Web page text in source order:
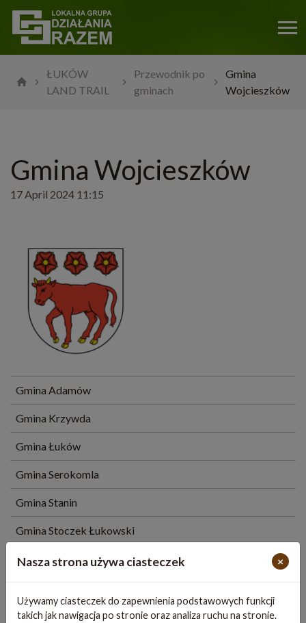
Nasza strona używa ciasteczek ×
Używamy ciasteczek do zapewnienia podstawowych funkcji
takich jak nawigacja po stronie oraz analiza ruchu na stronie.
ŁUKÓW
LAND TRAIL
Przewodnik po
gminach
Gmina
Wojcieszków
Gmina Wojcieszków
17 April 2024 11:15
Gmina Adamów
Gmina Krzywda
Gmina Łuków
Gmina Serokomla
Gmina Stanin
Gmina Stoczek Łukowski
Miasto Stoczek Łukowski
Gmina Wojcieszków